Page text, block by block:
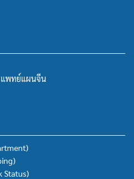
แพทย์แผนจีน
Status)